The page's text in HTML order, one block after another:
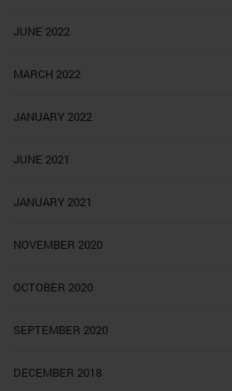
JUNE 2022
MARCH 2022
JANUARY 2022
JUNE 2021
JANUARY 2021
NOVEMBER 2020
OCTOBER 2020
SEPTEMBER 2020
DECEMBER 2018